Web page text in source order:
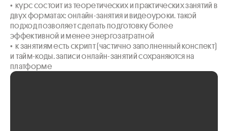
•  курс состоит из теоретических и практических занятий в
двух форматах: онлайн-занятия и видеоуроки. такой
подход позволяет сделать подготовку более
эффективной и менее энергозатратной
•  к занятиям есть скрипт (частично заполненный конспект)
и тайм-коды. записи онлайн-занятий сохраняются на
платформе